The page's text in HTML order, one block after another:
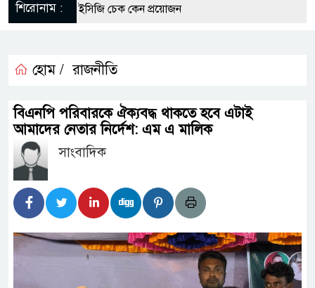
শিরোনাম :
নিয়মিত ইসিজি চেক কেন প্রয়োজন
আহ্বান
মিলল মাইক্রোপ্লাস্টিক, বেশি কই মাছে
বাড়ীর মোঃ আঃ খালেকের ইন্তেকাল
ব্যবসায়িক অগ্রযাত্রায় নতুন অধ্যায়
স্থিতিশীল সরকার,প্রবাসীদের বিনিয়োগের এখনই
হোম / রাজনীতি
বিএনপি পরিবারকে ঐক্যবদ্ধ থাকতে হবে এটাই
আমাদের নেতার নির্দেশ: এম এ মালিক
সাংবাদিক